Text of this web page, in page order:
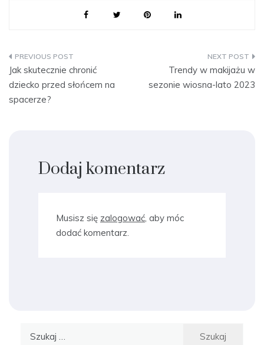
Nawigacja
wpisu
Jak skutecznie chronić
dziecko przed słońcem na
spacerze?
Trendy w makijażu w
sezonie wiosna-lato 2023
Dodaj komentarz
Musisz się zalogować, aby móc
dodać komentarz.